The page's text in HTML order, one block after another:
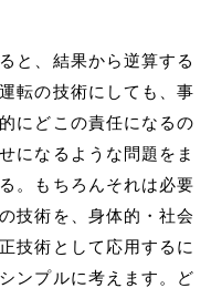
と、結果から逆算する
転の技術にしても、事
にどこの責任になるの
になるような問題をま
。もちろんそれは必要
技術を、身体的・社会
技術として応用するに
ンプルに考えます。ど